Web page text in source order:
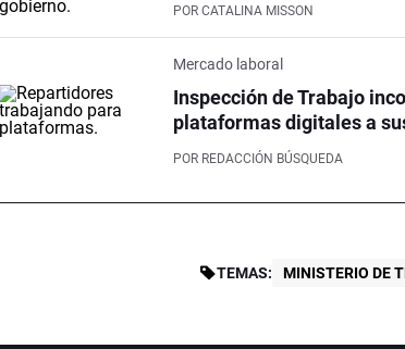
POR CATALINA MISSON
Mercado laboral
Inspección de Trabajo
plataformas digitales a
POR REDACCIÓN BÚSQUEDA
TEMAS: MINISTERIO DE